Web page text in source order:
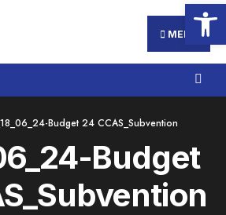
MENU
Budget 24 CCAS_Subvention
Budget
Ouvrir